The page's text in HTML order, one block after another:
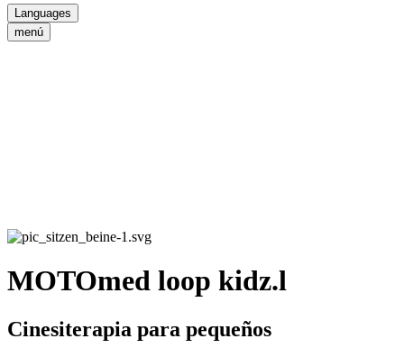
Languages
menú
MOTOmed loop kidz.l
Cinesiterapia para pequeños